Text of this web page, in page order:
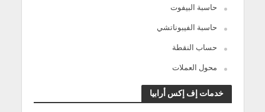
حاسبة البيفوت
حاسبة الفيبوناتشي
حساب النقطة
محول العملات
خدمات إف إكس أرابيا